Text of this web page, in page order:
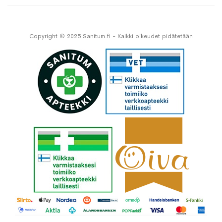
Copyright © 2025 Sanitum.fi - Kaikki oikeudet pidätetään